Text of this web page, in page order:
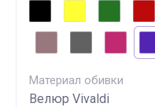
Материал обивки
Велюр Vivaldi